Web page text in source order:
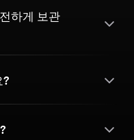
하게 보관
?